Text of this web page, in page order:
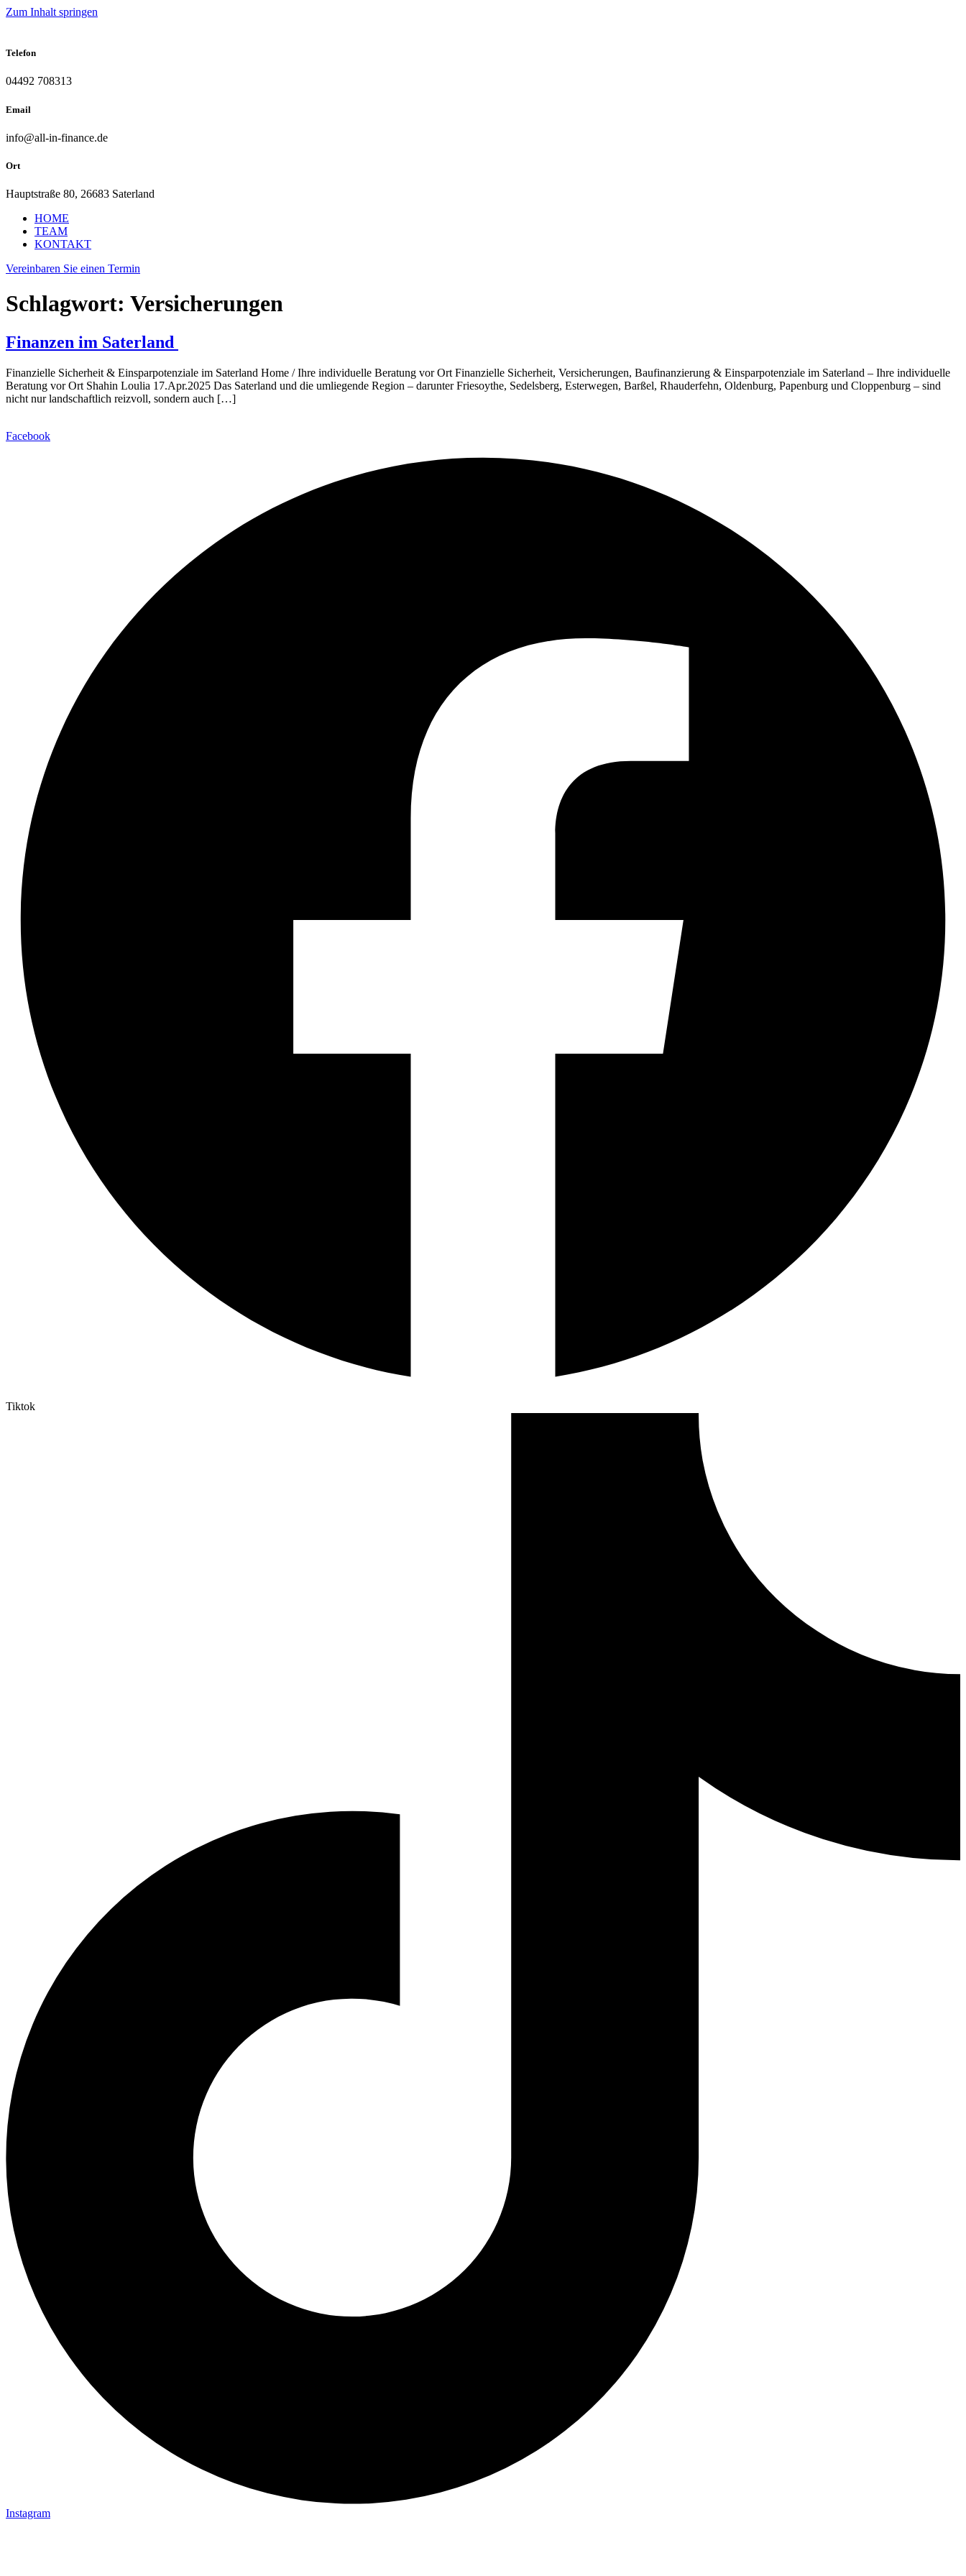
Zum Inhalt springen
Telefon
04492 708313
Email
info@all-in-finance.de
Ort
Hauptstraße 80, 26683 Saterland
HOME
TEAM
KONTAKT
Vereinbaren Sie einen Termin
Schlagwort: Versicherungen
Finanzen im Saterland
Finanzielle Sicherheit & Einsparpotenziale im Saterland Home / Ihre individuelle Beratung vor Ort Finanzielle Sicherheit, Versicherungen, Baufinanzierung & Einsparpotenziale im Saterland – Ihre individuelle
Beratung vor Ort Shahin Loulia 17.Apr.2025 Das Saterland und die umliegende Region – darunter Friesoythe, Sedelsberg, Esterwegen, Barßel, Rhauderfehn, Oldenburg, Papenburg und Cloppenburg – sind
nicht nur landschaftlich reizvoll, sondern auch […]
Facebook
Tiktok
Instagram